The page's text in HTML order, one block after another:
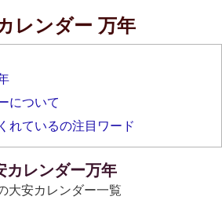
レンダー 万年
について
れているの注目ワード
カレンダー万年
大安カレンダー一覧